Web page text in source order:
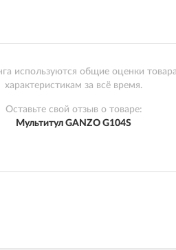
используются общие оценки
характеристикам за всё время.
Оставьте свой отзыв о товаре:
Мультитул GANZO G104S